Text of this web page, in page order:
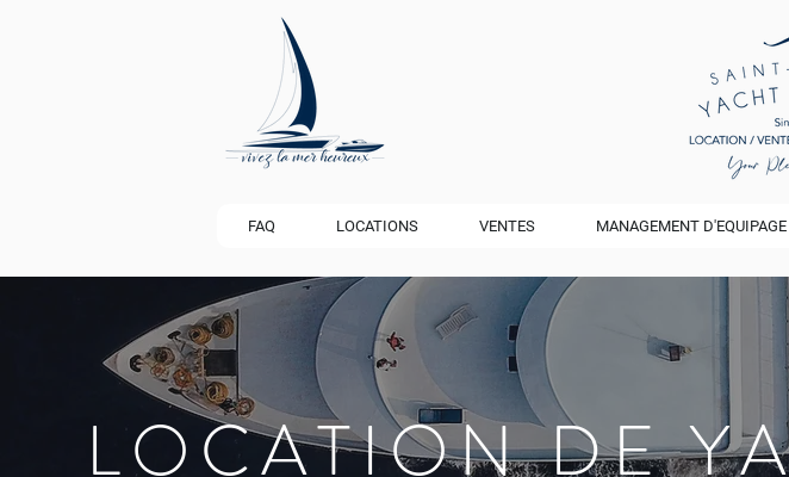
FAQ LOCATIONS VENTES MANAGEMENT D'EQUIPAGE
LOCATION DE